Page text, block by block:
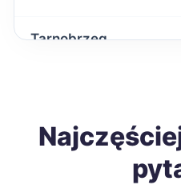
Tarnobrzeg
Wodzisław Śląski
Kędzierzyn-Koźle